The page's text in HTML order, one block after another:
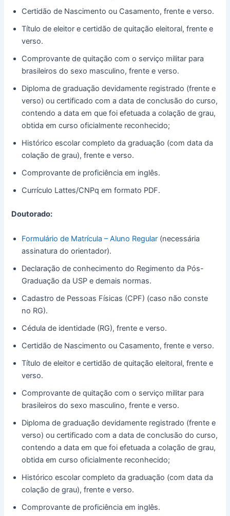
Certidão de Nascimento ou Casamento, frente e verso.
Título de eleitor e certidão de quitação eleitoral, frente e
verso.
Comprovante de quitação com o serviço militar para
brasileiros do sexo masculino, frente e verso.
Diploma de graduação devidamente registrado (frente e
verso) ou certificado com a data de conclusão do curso,
contendo a data em que foi efetuada a colação de grau,
obtida em curso oficialmente reconhecido;
Histórico escolar completo da graduação (com data da
colação de grau), frente e verso.
Comprovante de proficiência em inglês.
Currículo Lattes/CNPq em formato PDF.
Doutorado:
Formulário de Matrícula – Aluno Regular (necessária
assinatura do orientador).
Declaração de conhecimento do Regimento da Pós-
Graduação da USP e demais normas.
Cadastro de Pessoas Físicas (CPF) (caso não conste
no RG).
Cédula de identidade (RG), frente e verso.
Certidão de Nascimento ou Casamento, frente e verso.
Título de eleitor e certidão de quitação eleitoral, frente e
verso.
Comprovante de quitação com o serviço militar para
brasileiros do sexo masculino, frente e verso.
Diploma de graduação devidamente registrado (frente e
verso) ou certificado com a data de conclusão do curso,
contendo a data em que foi efetuada a colação de grau,
obtida em curso oficialmente reconhecido;
Histórico escolar completo da graduação (com data da
colação de grau), frente e verso.
Comprovante de proficiência em inglês.